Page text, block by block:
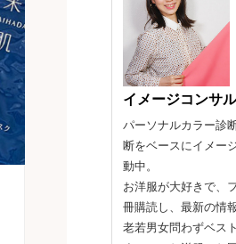
イメージコンサ
パーソナルカラー診
断をベースにイメー
動中。
お洋服が大好きで、
冊購読し、最新の情
老若男女問わずベス